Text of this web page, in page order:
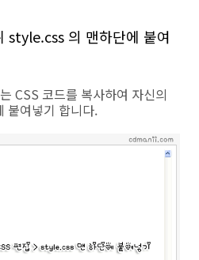
style.css 의 맨하단에 붙여
CSS 코드를 복사하여 자신의
붙여넣기 합니다.